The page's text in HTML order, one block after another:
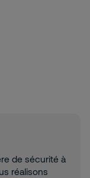
de sécurité à
réalisons